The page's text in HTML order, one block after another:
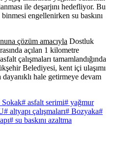
ile deşarjını hedefliyor. Bu
engellenirken su baskını
çözüm amacıyla Dostluk
açılan 1 kilometre
çalışmaları tamamlandığında
Belediyesi, kent içi ulaşımı
hale getirmeye devam
Sokak# asfalt serimi# yağmur
# altyapı çalışmaları# Bozyaka#
# su baskını azaltma